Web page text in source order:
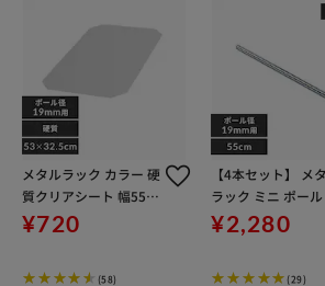
メタルラック カラー 硬
質クリアシート 幅55c
m用 CM-535E
¥720
(58)
【4本セット】 メ
ラック ミニ ポール
さ55cm MM-550P (
ール直径19mm)
¥2,280
(29)